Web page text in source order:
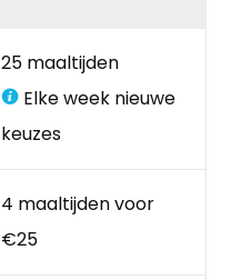
25 maaltijden
Elke week nieuwe
keuzes
4 maaltijden voor
€25